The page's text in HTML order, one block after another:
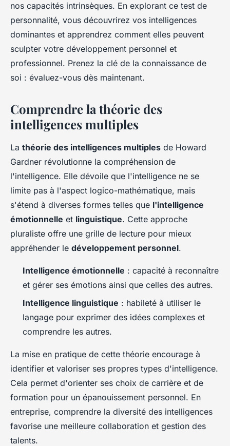
nos capacités intrinsèques. En explorant ce test de
personnalité, vous découvrirez vos intelligences
dominantes et apprendrez comment elles peuvent
sculpter votre développement personnel et
professionnel. Prenez la clé de la connaissance de
soi : évaluez-vous dès maintenant.
Comprendre la théorie des
intelligences multiples
La théorie des intelligences multiples de Howard
Gardner révolutionne la compréhension de
l'intelligence. Elle dévoile que l'intelligence ne se
limite pas à l'aspect logico-mathématique, mais
s'étend à diverses formes telles que l'intelligence
émotionnelle et linguistique. Cette approche
pluraliste offre une grille de lecture pour mieux
appréhender le développement personnel.
Intelligence émotionnelle : capacité à reconnaître
et gérer ses émotions ainsi que celles des autres.
Intelligence linguistique : habileté à utiliser le
langage pour exprimer des idées complexes et
comprendre les autres.
La mise en pratique de cette théorie encourage à
identifier et valoriser ses propres types d'intelligence.
Cela permet d'orienter ses choix de carrière et de
formation pour un épanouissement personnel. En
entreprise, comprendre la diversité des intelligences
favorise une meilleure collaboration et gestion des
talents.